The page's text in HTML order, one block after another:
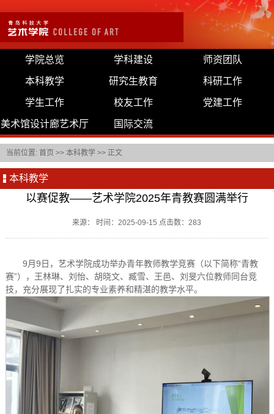
学院总览 学科建设 师资团队
本科教学 研究生教育 科研工作
学生工作 校友工作 党建工作
美术馆设计廊艺术厅 国际交流
当前位置: 首页 >> 本科教学 >> 正文
本科教学
以赛促教——艺术学院2025年青教赛圆满举行
来源： 时间：2025-09-15 点击数：283
9月9日，艺术学院成功举办青年教师教学竞赛（以下简称“青教
赛”），王林琳、刘怡、胡晓文、臧雪、王邑、刘旻六位教师同台竞
技，充分展现了扎实的专业素养和精湛的教学水平。